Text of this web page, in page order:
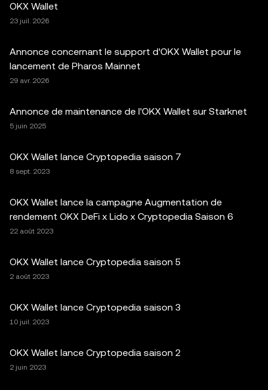
OKX Wallet
23 juil. 2026
Annonce concernant le support d'OKX Wallet pour le
lancement de Pharos Mainnet
29 avr. 2026
Annonce de maintenance de l'OKX Wallet sur Starknet
5 juin 2025
OKX Wallet lance Cryptopedia saison 7
8 sept. 2023
OKX Wallet lance la campagne Augmentation de
rendement OKX DeFi x Lido x Cryptopedia Saison 6
22 août 2023
OKX Wallet lance Cryptopedia saison 5
2 août 2023
OKX Wallet lance Cryptopedia saison 3
10 juil. 2023
OKX Wallet lance Cryptopedia saison 2
2 juin 2023